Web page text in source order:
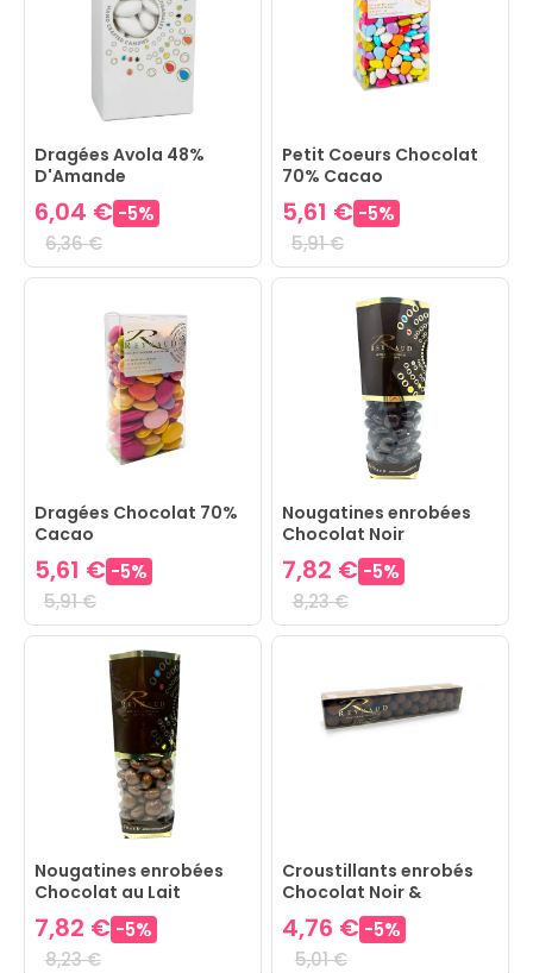
Dragées Avola 48%
D'Amande
6,04 €
6,36 €
-5%
Petit Coeurs Chocolat
70% Cacao
5,61 €
5,91 €
-5%
Dragées Chocolat 70%
Cacao
5,61 €
5,91 €
-5%
Nougatines enrobées
Chocolat Noir
7,82 €
8,23 €
-5%
Nougatines enrobées
Chocolat au Lait
7,82 €
8,23 €
-5%
Croustillants enrobés
Chocolat Noir &
Gianduja poudrés
Cacao
4,76 €
5,01 €
-5%